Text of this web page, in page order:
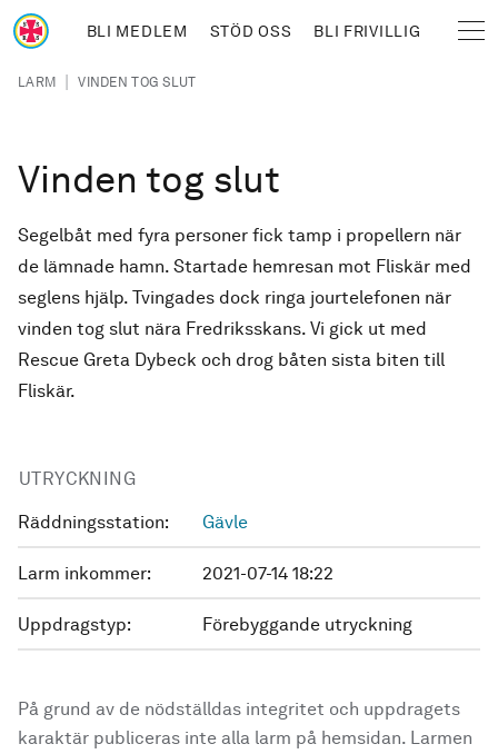
Hoppa till huvudinnehåll
BLI MEDLEM STÖD OSS BLI FRIVILLIG
Länkstig
LARM | VINDEN TOG SLUT
Vinden tog slut
Segelbåt med fyra personer fick tamp i propellern när
de lämnade hamn. Startade hemresan mot Fliskär med
seglens hjälp. Tvingades dock ringa jourtelefonen när
vinden tog slut nära Fredriksskans. Vi gick ut med
Rescue Greta Dybeck och drog båten sista biten till
Fliskär.
UTRYCKNING
Räddningsstation: Gävle
Larm inkommer: 2021-07-14 18:22
Uppdragstyp: Förebyggande utryckning
På grund av de nödställdas integritet och uppdragets
karaktär publiceras inte alla larm på hemsidan. Larmen